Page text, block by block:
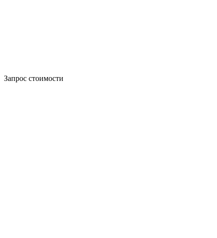
Запрос стоимости